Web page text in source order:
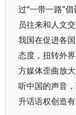
过“一带一路”
员往来和人文
我国在促进各
态度，扭转外
方媒体歪曲放
听中国的声音
升话语权创造有